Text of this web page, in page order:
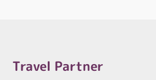
Travel Partner